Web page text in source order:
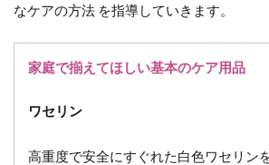
なケアの方法 を指導していきます。
家庭で揃えてほしい基本のケア用品
ワセリン
高重度で安全にすぐれた白色ワセリン